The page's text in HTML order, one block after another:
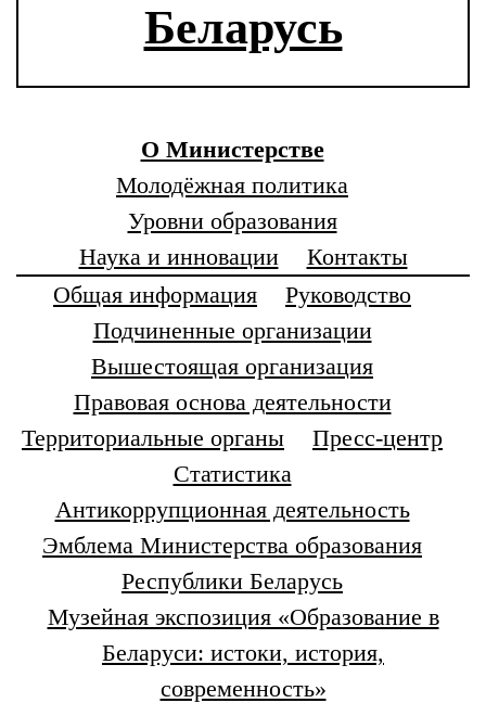
Беларусь
О Министерстве
Молодёжная политика
Уровни образования
Наука и инновации
Контакты
Общая информация
Руководство
Подчиненные организации
Вышестоящая организация
Правовая основа деятельности
Территориальные органы
Пресс-центр
Статистика
Антикоррупционная деятельность
Эмблема Министерства образования
Республики Беларусь
Музейная экспозиция «Образование в
Беларуси: истоки, история,
современность»